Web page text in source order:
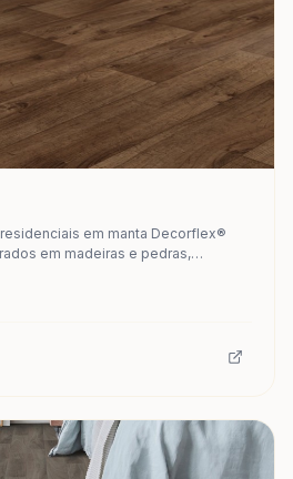
em manta Decorflex®
em madeiras e pedras,
escolher entre tons neutros e